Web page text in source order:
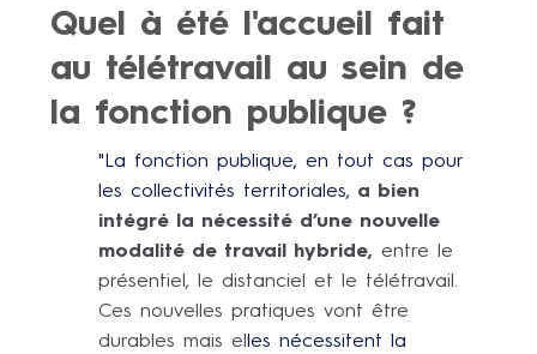
Quel à été l'accueil fait
au télétravail au sein de
la fonction publique ?
"La fonction publique, en tout cas pour
les collectivités territoriales, a bien
intégré la nécessité d’une nouvelle
modalité de travail hybride, entre le
présentiel, le distanciel et le télétravail.
Ces nouvelles pratiques vont être
durables mais elles nécessitent la